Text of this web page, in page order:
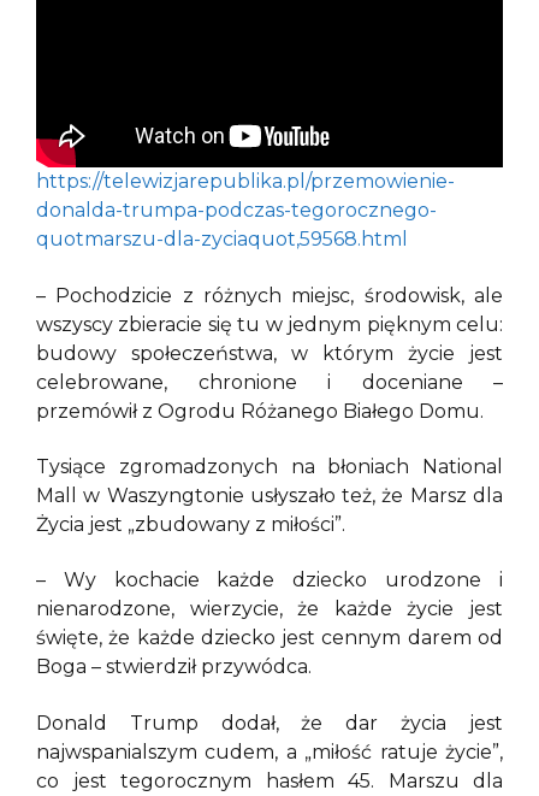
https://telewizjarepublika.pl/przemowienie-
donalda-trumpa-podczas-tegorocznego-
quotmarszu-dla-zyciaquot,59568.html
– Pochodzicie z różnych miejsc, środowisk, ale
wszyscy zbieracie się tu w jednym pięknym celu:
budowy społeczeństwa, w którym życie jest
celebrowane, chronione i doceniane –
przemówił z Ogrodu Różanego Białego Domu.
Tysiące zgromadzonych na błoniach National
Mall w Waszyngtonie usłyszało też, że Marsz dla
Życia jest „zbudowany z miłości”.
– Wy kochacie każde dziecko urodzone i
nienarodzone, wierzycie, że każde życie jest
święte, że każde dziecko jest cennym darem od
Boga – stwierdził przywódca.
Donald Trump dodał, że dar życia jest
najwspanialszym cudem, a „miłość ratuje życie”,
co jest tegorocznym hasłem 45. Marszu dla